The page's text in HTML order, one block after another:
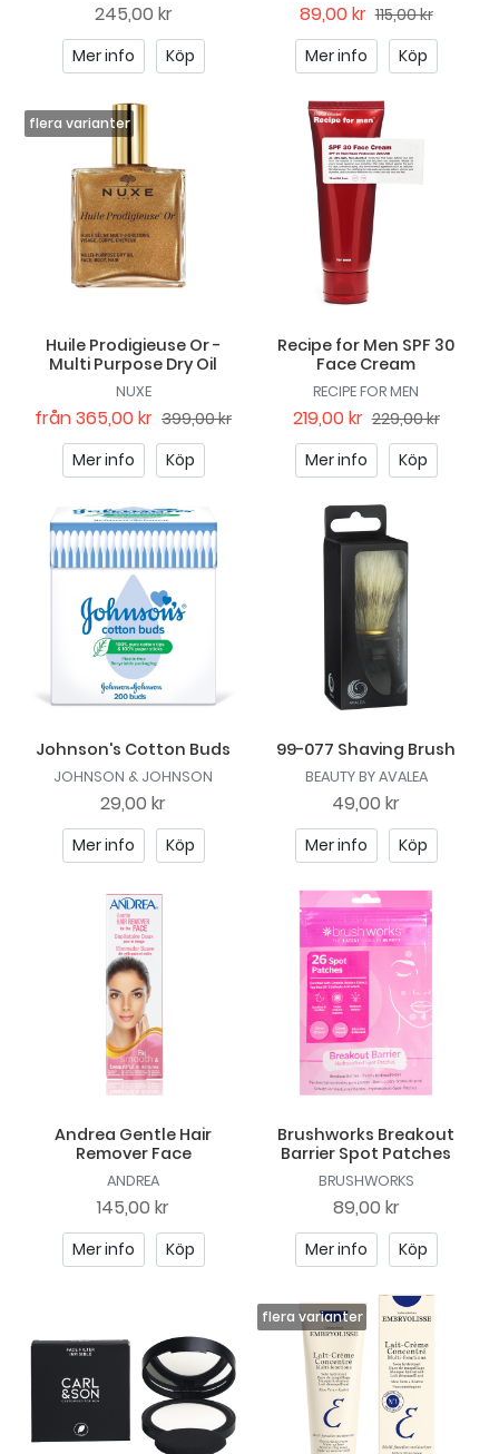
245,00 kr
Mer info Köp
89,00 kr 115,00 kr
Mer info
Köp
Huile Prodigieuse Or -
Multi Purpose Dry Oil
NUXE
från365,00 kr 399,00 kr
Mer info
Köp
Recipe for Men SPF 30
Face Cream
RECIPE FOR MEN
219,00 kr 229,00 kr
Mer info
Köp
Johnson's Cotton Buds
JOHNSON & JOHNSON
29,00 kr
Mer info Köp
99-077 Shaving Brush
BEAUTY BY AVALEA
49,00 kr
Mer info Köp
Andrea Gentle Hair
Remover Face
ANDREA
145,00 kr
Mer info Köp
Brushworks Breakout
Barrier Spot Patches
BRUSHWORKS
89,00 kr
Mer info Köp